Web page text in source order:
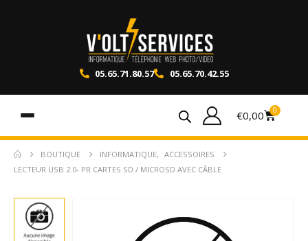
05.65.71.80.57 05.65.70.42.55
€0,00 0
BOUTIQUE INFORMATIQUE,
ACCESSOIRES
LECTEUR USB 2.0- PR CARTES SD / MICROSD AVEC CÂBLE